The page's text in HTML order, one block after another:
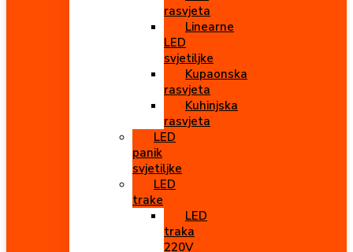
rasvjeta
Linearne
LED
svjetiljke
Kupaonska
rasvjeta
Kuhinjska
rasvjeta
LED
panik
svjetiljke
LED
trake
LED
traka
220V